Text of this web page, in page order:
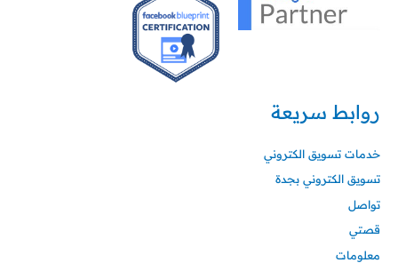
روابط سريعة
خدمات تسويق الكتروني
تسويق الكتروني بجدة
تواصل
قصتي
معلومات